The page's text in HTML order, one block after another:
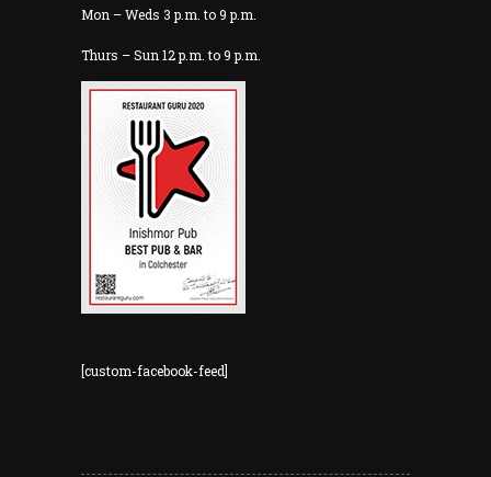
Mon – Weds 3 p.m. to 9 p.m.
Thurs – Sun 12 p.m. to 9 p.m.
[custom-facebook-feed]